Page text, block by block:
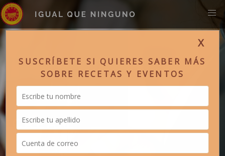
CREAM
X
SUSCRÍBETE SI QUIERES SABER MÁS
SOBRE RECETAS Y EVENTOS